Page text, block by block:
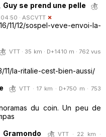
se prend une pelle
· ASCVTT
12/sospel-veve-envoi-la-
VTT · 35 km · D+1410 m · 762 vus
11/la-ritalie-cest-bien-aussi/
VTT · 17 km · D+750 m · 753
du coin. Un peu de
VTT · 22 km ·